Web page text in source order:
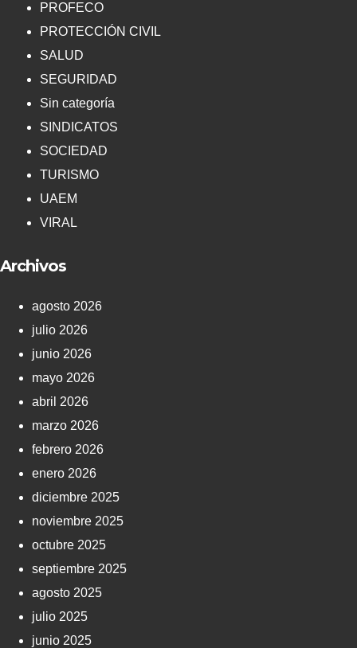
PROFECO
PROTECCIÓN CIVIL
SALUD
SEGURIDAD
Sin categoría
SINDICATOS
SOCIEDAD
TURISMO
UAEM
VIRAL
Archivos
agosto 2026
julio 2026
junio 2026
mayo 2026
abril 2026
marzo 2026
febrero 2026
enero 2026
diciembre 2025
noviembre 2025
octubre 2025
septiembre 2025
agosto 2025
julio 2025
junio 2025